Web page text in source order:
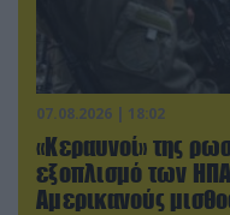
07.08.2026 | 18:02
«Κεραυνοί» της
εξοπλισμό των
Αμερικανούς